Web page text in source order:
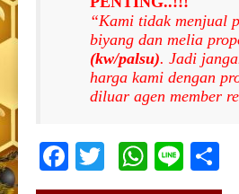
“Kami tidak menjual
biyang dan melia
(kw/palsu). Jadi
harga kami dengan
diluar agen member
Facebook
Twitter Line